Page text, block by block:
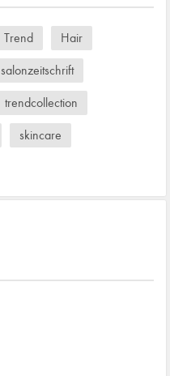
Trend Hair
salonzeitschrift
trendcollection
skincare